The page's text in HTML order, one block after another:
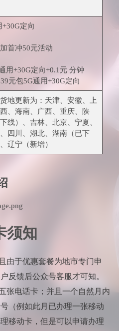
定向
首冲50元活动
用+30G定向+0.1元 分钟
元包5G通用+30G定向
地更新为：天津、安徽、上
、海南、广西、重庆、陕
线）、吉林、北京、宁夏、
四川、湖北、湖南（已下
辽宁（新增）
须知
由于优惠套餐为地市专门申
反馈后公众号客服才可知。
张电话卡；并且一个自然月内
（例如此月已办理一张移动
移动卡，但是可以申请办理